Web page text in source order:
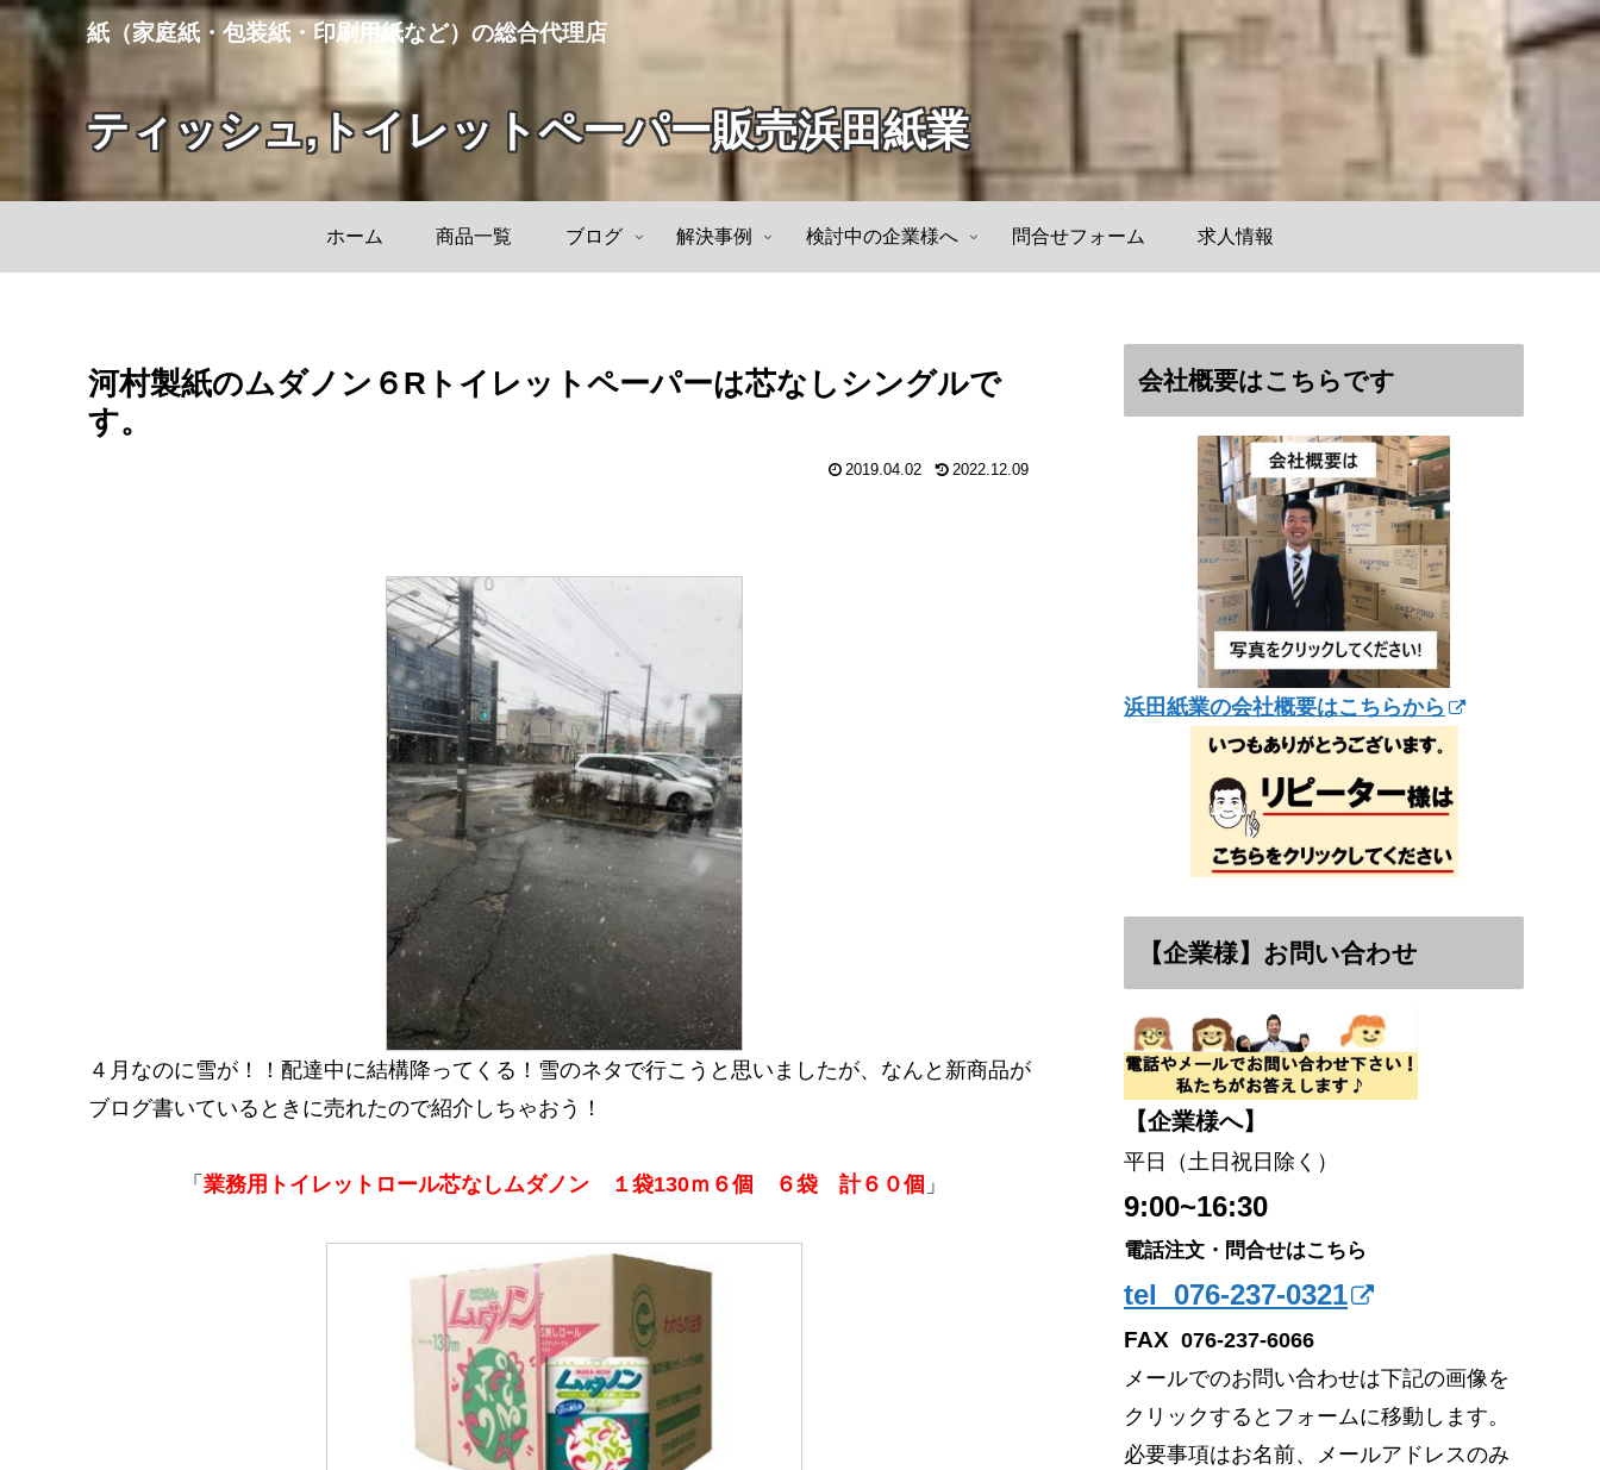
紙（家庭紙・包装紙・印刷用紙など）の総合代理店
ティッシュ,トイレットペーパー販売浜田紙業
ホーム 商品一覧 ブログ 解決事例 検討中の企業様へ 問合せフォーム 求人情報
河村製紙のムダノン６Rトイレットペーパーは芯なしシングルで
す。
2019.04.02 2022.12.09
４月なのに雪が！！配達中に結構降ってくる！雪のネタで行こうと思いましたが、なんと新商品が
ブログ書いているときに売れたので紹介しちゃおう！
「 業務用トイレットロール芯なしムダノン １袋130ｍ６個 ６袋 計６０個 」
会社概要はこちらです
浜田紙業の会社概要はこちらから
【企業様】お問い合わせ
【企業様へ】
平日（土日祝日除く）
9:00~16:30
電話注文・問合せはこちら
tel 076-237-0321
FAX 076-237-6066
メールでのお問い合わせは下記の画像を
クリックするとフォームに移動します。
必要事項はお名前、メールアドレスのみ